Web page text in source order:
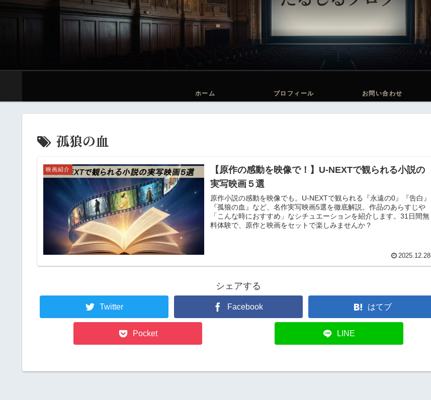
ホーム プロフィール お問い合わせ
孤狼の血
映画紹介
【原作の感動を映像で！】U-NEXTで観られる小説の
実写映画５選
原作小説の感動を映像でも。U-NEXTで観られる『永遠の0』『告白』
『孤狼の血』など、名作実写映画5選を徹底解説。作品のあらすじや
「こんな時におすすめ」なシチュエーションを紹介します。31日間無
料体験で、原作と映画をセットで楽しみませんか？
2025.12.28
シェアする
Twitter Facebook はてブ
Pocket LINE